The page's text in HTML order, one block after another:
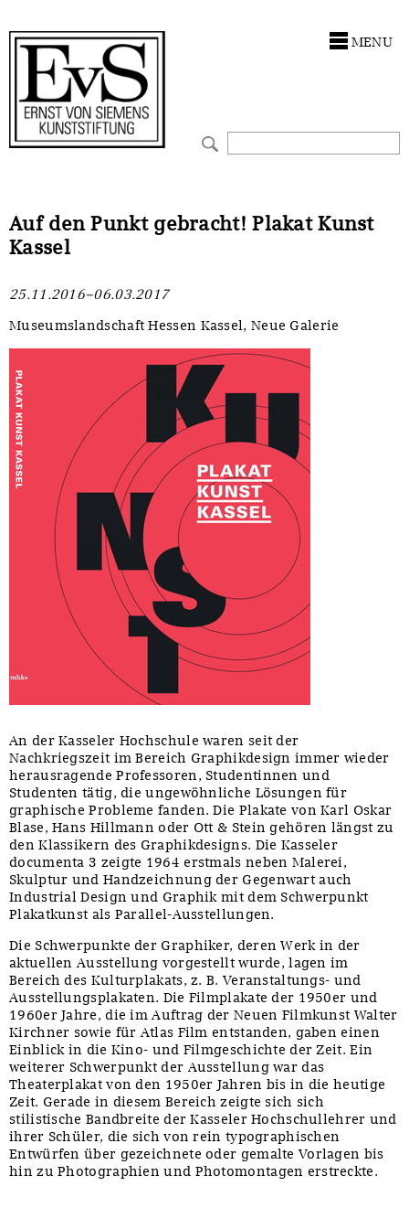
MENU
Auf den Punkt gebracht! Plakat Kunst
Kassel
25.11.2016–06.03.2017
Museumslandschaft Hessen Kassel, Neue Galerie
An der Kasseler Hochschule waren seit der
Nachkriegszeit im Bereich Graphikdesign immer wieder
herausragende Professoren, Studentinnen und
Studenten tätig, die ungewöhnliche Lösungen für
graphische Probleme fanden. Die Plakate von Karl Oskar
Blase, Hans Hillmann oder Ott & Stein gehören längst zu
den Klassikern des Graphikdesigns. Die Kasseler
documenta 3 zeigte 1964 erstmals neben Malerei,
Skulptur und Handzeichnung der Gegenwart auch
Industrial Design und Graphik mit dem Schwerpunkt
Plakatkunst als Parallel-Ausstellungen.
Die Schwerpunkte der Graphiker, deren Werk in der
aktuellen Ausstellung vorgestellt wurde, lagen im
Bereich des Kulturplakats, z. B. Veranstaltungs- und
Ausstellungsplakaten. Die Filmplakate der 1950er und
1960er Jahre, die im Auftrag der Neuen Filmkunst Walter
Kirchner sowie für Atlas Film entstanden, gaben einen
Einblick in die Kino- und Filmgeschichte der Zeit. Ein
weiterer Schwerpunkt der Ausstellung war das
Theaterplakat von den 1950er Jahren bis in die heutige
Zeit. Gerade in diesem Bereich zeigte sich sich
stilistische Bandbreite der Kasseler Hochschullehrer und
ihrer Schüler, die sich von rein typographischen
Entwürfen über gezeichnete oder gemalte Vorlagen bis
hin zu Photographien und Photomontagen erstreckte.
Förderphilosophie
Gremien
Presse und Neuigkeiten
Stellenangebote
Ankauf
Restaurierungen
Werkverzeichnisse
UKRAINE-Förderlinie